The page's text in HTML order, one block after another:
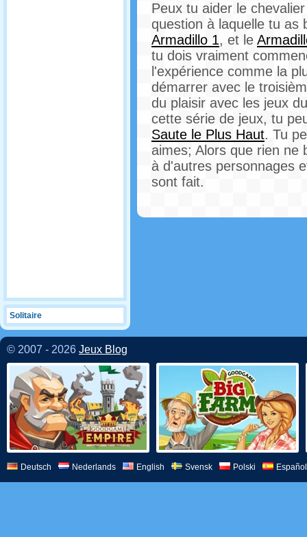
Solitaire
Peux tu aider le
question à laquelle tu as
Armadillo 1, et le
tu dois vraiment
l'expérience comme la
démarrer avec le
du plaisir avec les jeux
cette série de jeux, tu
Saute le Plus Haut. Tu
aimes; Alors que rien ne
à d'autres personnages
sont fait.
© 2007 - 2026 Jeux Blog
Deutsch Nederlands English Svensk Polski Español